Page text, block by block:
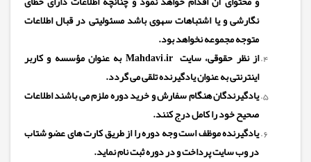
نگارشی و یا اشتباهات سهوی باشد مسئولیتی در قبال اطلاعات
متوجه مجموعه نخواهد بود.
از نظر حقوقی، سایتMahdavi.ir
به عنوان مؤسسه و کاربر
اینترنتی به عنوان یادگیرنده تلقی می گردد.
یادگیرندگان هنگام سفارش و خرید دوره ملزم می باشند اطلاعات
صحیح خود را کامل درج کنند.
یادگیرندهموظف است وجه دوره را از طریق کارت های عضو شتاب
در وب سایت پرداخت و در دوره ثبت نام نماید.